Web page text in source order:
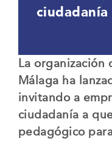
ciudadanía
La organización
Málaga ha
invitando a
ciudadanía a
pedagógico